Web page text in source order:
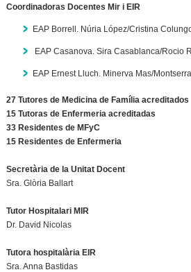
Coordinadoras Docentes Mir i EIR
EAP Borrell. Núria López/Cristina
EAP Casanova. Sira Casablanca/Rocio
EAP Ernest Lluch. Minerva Mas/
27 Tutores de Medicina de Família acreditados
15 Tutoras de Enfermeria acreditadas
33 Residentes de MFyC
15 Residentes de Enfermeria
Secretària de la Unitat Docent
Sra. Glòria Ballart
Tutor Hospitalari MIR
Dr. David Nicolas
Tutora hospitalària EIR
Sra. Anna Bastidas